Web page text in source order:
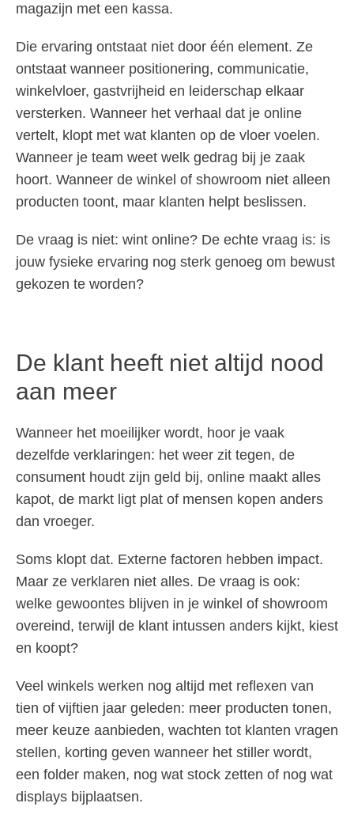
magazijn met een kassa.
Die ervaring ontstaat niet door één element. Ze
ontstaat wanneer positionering, communicatie,
winkelvloer, gastvrijheid en leiderschap elkaar
versterken. Wanneer het verhaal dat je online
vertelt, klopt met wat klanten op de vloer voelen.
Wanneer je team weet welk gedrag bij je zaak
hoort. Wanneer de winkel of showroom niet alleen
producten toont, maar klanten helpt beslissen.
De vraag is niet: wint online? De echte vraag is: is
jouw fysieke ervaring nog sterk genoeg om bewust
gekozen te worden?
De klant heeft niet altijd nood
aan meer
Wanneer het moeilijker wordt, hoor je vaak
dezelfde verklaringen: het weer zit tegen, de
consument houdt zijn geld bij, online maakt alles
kapot, de markt ligt plat of mensen kopen anders
dan vroeger.
Soms klopt dat. Externe factoren hebben impact.
Maar ze verklaren niet alles. De vraag is ook:
welke gewoontes blijven in je winkel of showroom
overeind, terwijl de klant intussen anders kijkt, kiest
en koopt?
Veel winkels werken nog altijd met reflexen van
tien of vijftien jaar geleden: meer producten tonen,
meer keuze aanbieden, wachten tot klanten vragen
stellen, korting geven wanneer het stiller wordt,
een folder maken, nog wat stock zetten of nog wat
displays bijplaatsen.